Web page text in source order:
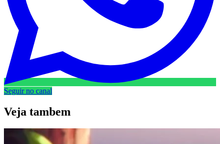
Seguir no canal
Veja tambem